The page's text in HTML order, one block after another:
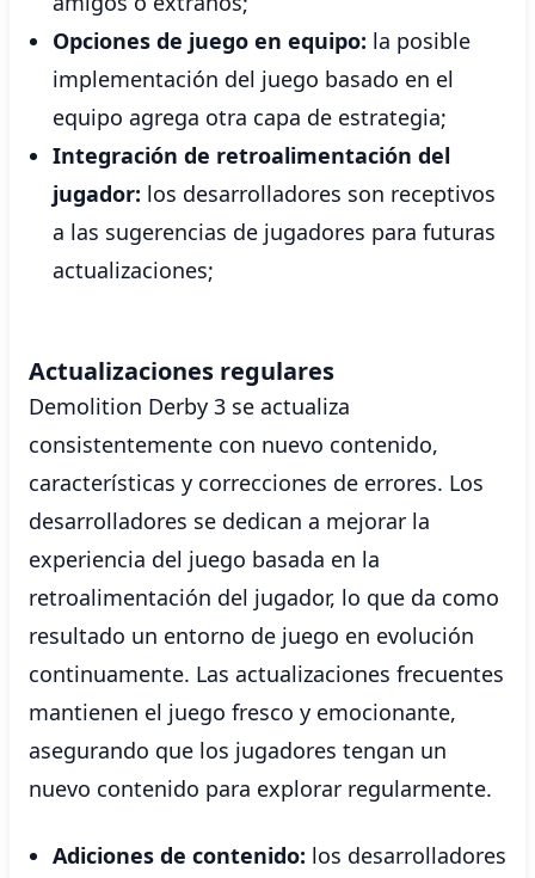
Opciones de juego en equipo: la posible
implementación del juego basado en el
equipo agrega otra capa de estrategia;
Integración de retroalimentación del
jugador: los desarrolladores son receptivos
a las sugerencias de jugadores para futuras
actualizaciones;
Actualizaciones regulares
Demolition Derby 3 se actualiza
consistentemente con nuevo contenido,
características y correcciones de errores. Los
desarrolladores se dedican a mejorar la
experiencia del juego basada en la
retroalimentación del jugador, lo que da como
resultado un entorno de juego en evolución
continuamente. Las actualizaciones frecuentes
mantienen el juego fresco y emocionante,
asegurando que los jugadores tengan un
nuevo contenido para explorar regularmente.
Adiciones de contenido: los desarrolladores